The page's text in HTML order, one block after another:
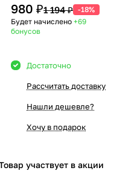
980 ₽1 194 ₽ -18%
Будет начислено +69
бонусов
Достаточно
Рассчитать доставку
Нашли дешевле?
Хочу в подарок
участвует в акции